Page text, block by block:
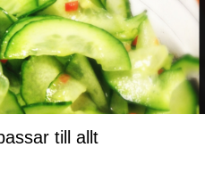
till allt